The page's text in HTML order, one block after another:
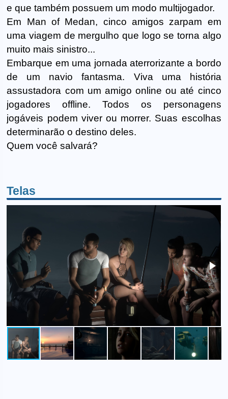
e que também possuem um modo multijogador.
Em Man of Medan, cinco amigos zarpam em
uma viagem de mergulho que logo se torna algo
muito mais sinistro...
Embarque em uma jornada aterrorizante a bordo
de um navio fantasma. Viva uma história
assustadora com um amigo online ou até cinco
jogadores offline. Todos os personagens
jogáveis podem viver ou morrer. Suas escolhas
determinarão o destino deles.
Quem você salvará?
Telas